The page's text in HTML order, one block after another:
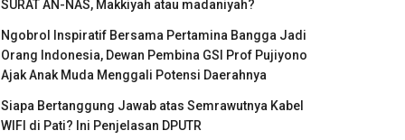
SURAT AN-NAS, Makkiyah atau madaniyah?
Ngobrol Inspiratif Bersama Pertamina Bangga Jadi
Orang Indonesia, Dewan Pembina GSI Prof Pujiyono
Ajak Anak Muda Menggali Potensi Daerahnya
Siapa Bertanggung Jawab atas Semrawutnya Kabel
WIFI di Pati? Ini Penjelasan DPUTR